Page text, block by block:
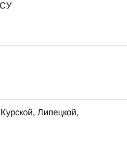
Липецкой,